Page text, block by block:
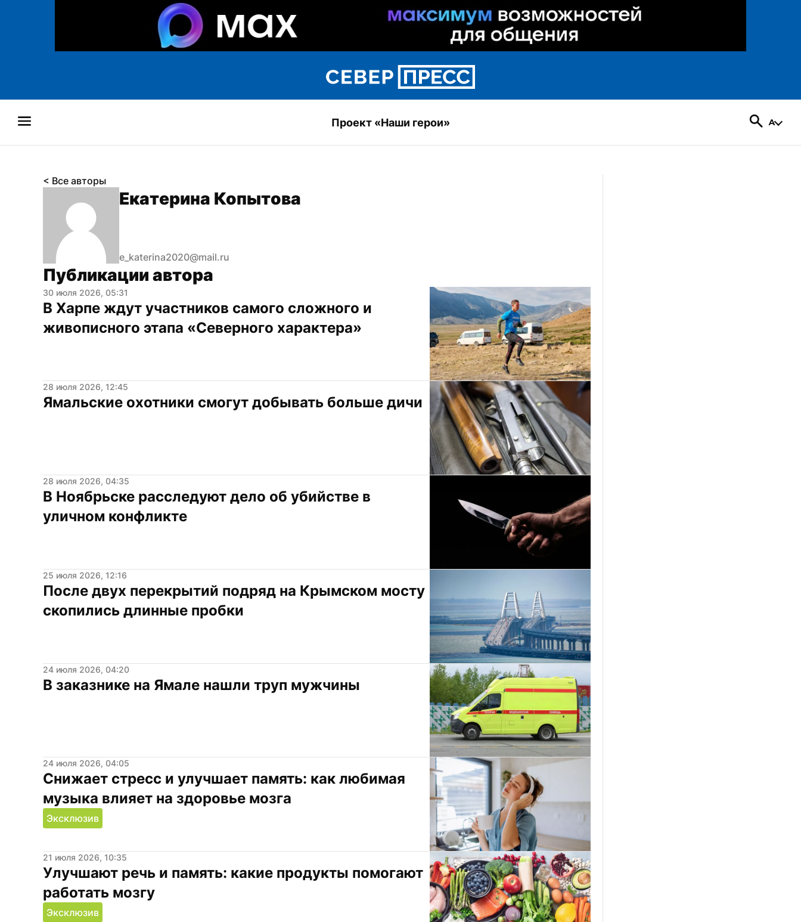
Проект «Наши герои»
< Все авторы
Екатерина Копытова
e_katerina2020@mail.ru
Публикации автора
30 июля 2026, 05:31
В Харпе ждут участников самого сложного и
живописного этапа «Северного характера»
28 июля 2026, 12:45
Ямальские охотники смогут добывать больше дичи
28 июля 2026, 04:35
В Ноябрьске расследуют дело об убийстве в
уличном конфликте
25 июля 2026, 12:16
После двух перекрытий подряд на Крымском мосту
скопились длинные пробки
24 июля 2026, 04:20
В заказнике на Ямале нашли труп мужчины
24 июля 2026, 04:05
Снижает стресс и улучшает память: как любимая
музыка влияет на здоровье мозга
Эксклюзив
21 июля 2026, 10:35
Улучшают речь и память: какие продукты помогают
работать мозгу
Эксклюзив